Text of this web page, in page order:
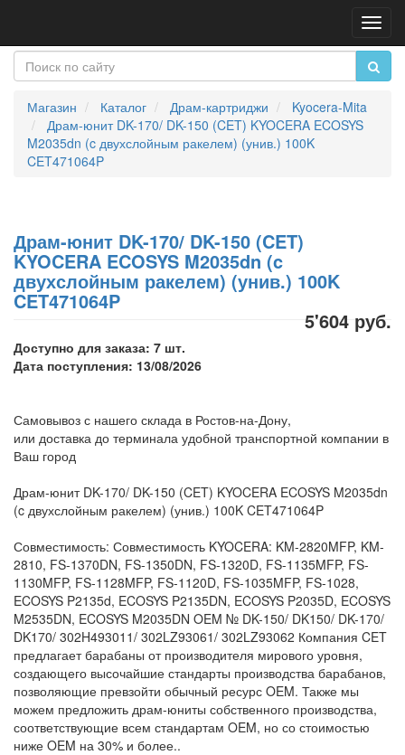
Магазин Каталог Драм-картриджи
Kyocera-Mita
Драм-юнит DK-170/ DK-150 (CET) KYOCERA ECOSYS
M2035dn (c двухслойным ракелем) (унив.) 100K
CET471064P
Драм-юнит DK-170/ DK-150 (CET)
KYOCERA ECOSYS M2035dn (c
двухслойным ракелем) (унив.) 100K
CET471064P
5'604 руб.
Доступно для заказа: 7 шт.
Дата поступления: 13/08/2026
Самовывоз с нашего склада в Ростов-на-Дону,
или доставка до терминала удобной транспортной компании в
Ваш город
Драм-юнит DK-170/ DK-150 (CET) KYOCERA ECOSYS M2035dn
(c двухслойным ракелем) (унив.) 100K CET471064P
Совместимость: Совместимость KYOCERA: KM-2820MFP, KM-
2810, FS-1370DN, FS-1350DN, FS-1320D, FS-1135MFP, FS-
1130MFP, FS-1128MFP, FS-1120D, FS-1035MFP, FS-1028,
ECOSYS P2135d, ECOSYS P2135DN, ECOSYS P2035D, ECOSYS
M2535DN, ECOSYS M2035DN OEM № DK-150/ DK150/ DK-170/
DK170/ 302H493011/ 302LZ93061/ 302LZ93062 Компания CET
предлагает барабаны от производителя мирового уровня,
создающего высочайшие стандарты производства барабанов,
позволяющие превзойти обычный ресурс OEM. Также мы
можем предложить драм-юниты собственного производства,
соответствующие всем стандартам OEM, но со стоимостью
ниже OEM на 30% и более..